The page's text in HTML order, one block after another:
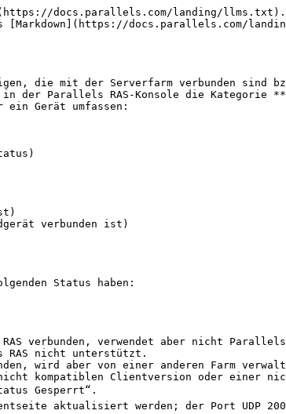
docs.parallels.com/landing/llms.txt).
docs.parallels.com/
die mit der Serverfarm verbunden
in der Parallels RAS-Konsole die Kategorie
Gerät umfassen:
verbunden ist)
Status haben:
verbunden, verwendet aber nicht
RAS nicht unterstützt.
wird aber von einer anderen Farm
kompatiblen Clientversion oder einer
Gesperrt“.
aktualisiert werden; der Port UDP